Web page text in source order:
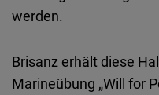
werden.
Brisanz erhält diese
Marineübung „Will for